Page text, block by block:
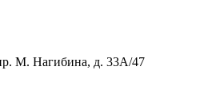
М. Нагибина, д. 33А/47